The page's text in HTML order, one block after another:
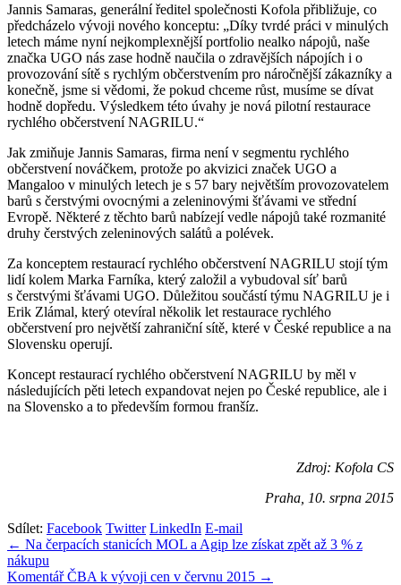
Jannis Samaras, generální ředitel společnosti Kofola přibližuje, co
předcházelo vývoji nového konceptu: „Díky tvrdé práci v minulých
letech máme nyní nejkomplexnější portfolio nealko nápojů, naše
značka UGO nás zase hodně naučila o zdravějších nápojích i o
provozování sítě s rychlým občerstvením pro náročnější zákazníky a
konečně, jsme si vědomi, že pokud chceme růst, musíme se dívat
hodně dopředu. Výsledkem této úvahy je nová pilotní restaurace
rychlého občerstvení NAGRILU.“
Jak zmiňuje Jannis Samaras, firma není v segmentu rychlého
občerstvení nováčkem, protože po akvizici značek UGO a
Mangaloo v minulých letech je s 57 bary největším provozovatelem
barů s čerstvými ovocnými a zeleninovými šťávami ve střední
Evropě. Některé z těchto barů nabízejí vedle nápojů také rozmanité
druhy čerstvých zeleninových salátů a polévek.
Za konceptem restaurací rychlého občerstvení NAGRILU stojí tým
lidí kolem Marka Farníka, který založil a vybudoval síť barů
s čerstvými šťávami UGO. Důležitou součástí týmu NAGRILU je i
Erik Zlámal, který otevíral několik let restaurace rychlého
občerstvení pro největší zahraniční sítě, které v České republice a na
Slovensku operují.
Koncept restaurací rychlého občerstvení NAGRILU by měl v
následujících pěti letech expandovat nejen po České republice, ale i
na Slovensko a to především formou franšíz.
Zdroj: Kofola CS
Praha, 10. srpna 2015
Sdílet: Facebook Twitter LinkedIn E-mail
Navigace
pro
← Na čerpacích stanicích MOL a Agip lze získat zpět až 3 % z
nákupu
Komentář ČBA k vývoji cen v červnu 2015 →